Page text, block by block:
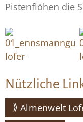
Pistenflöhen die
Nützliche
Almenwelt